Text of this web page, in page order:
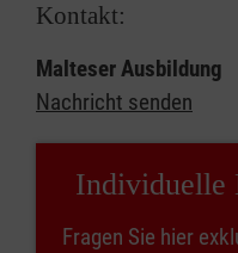
Kontakt:
Malteser Ausbildung
Nachricht senden
Individuelle
Fragen Sie hier